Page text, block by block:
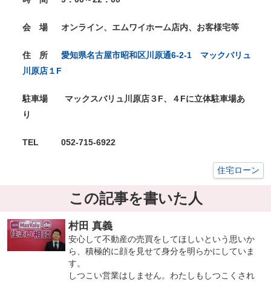
会 場 オンライン、エムワイホーム店内、お客様宅等
住 所
愛知県名古屋市昭和区川原通6-2-1 マックバリュ
川原店１F
駐車場 マックスバリュ川原店３F、４Fに立体駐車場あ
り
TEL 052-715-6922
住宅ローン
この記事を書いた人
村田 真義
安心して不動産の売買をしてほしいという思いか
ら、積極的に顔を見せて身分を明らかにしていま
す。
しつこい営業はしません。わたしもしつこくされ